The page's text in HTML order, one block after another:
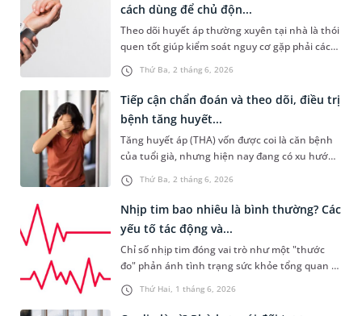
Thứ Ba, 2 tháng 6, 2026
cách dùng để chủ độn...
Theo dõi huyết áp thường xuyên tại nhà là thói
quen tốt giúp kiểm soát nguy cơ gặp phải các
vấn đề về tim mạch. Máy đo huyết áp cổ tay là
thiết bị nhỏ gọn, tiện lợi, được nhiều gia đình
lựa chọn cho quá trình này. Để hiểu thêm về
công dụng, biết cách đo huyết áp cho kết quả
đáng tin cậy, bạn có thể tham khảo nội dung
chia sẻ dưới đây.
Thứ Ba, 2 tháng 6, 2026
Tiếp cận chẩn đoán và theo dõi, điều trị
bệnh tăng huyết...
Tăng huyết áp (THA) vốn được coi là căn bệnh
của tuổi già, nhưng hiện nay đang có xu hướng
trẻ hóa mạnh mẽ và trở thành mối đe dọa lớn
cho lực lượng lao động chính của xã hội. Nhằm
cập nhật những kiến thức y khoa mới nhất
trong nhận diện, kiểm soát và điều trị căn bệnh
này ở đối tượng trẻ tuổi, Hệ thống Y tế
MEDLATEC tổ chức chương trình Hội thảo trực
tuyến số đặc biệt với chủ đề: “Tiếp cận chẩn
đoán và theo dõi điều trị bệnh tăng huyết áp ở
Thứ Hai, 1 tháng 6, 2026
Nhịp tim bao nhiêu là bình thường? Các
yếu tố tác động và...
Chỉ số nhịp tim đóng vai trò như một "thước
đo" phản ánh tình trạng sức khỏe tổng quan và
hiệu suất hoạt động của hệ tim mạch. Mặc dù
là khái niệm quen thuộc, không phải ai cũng